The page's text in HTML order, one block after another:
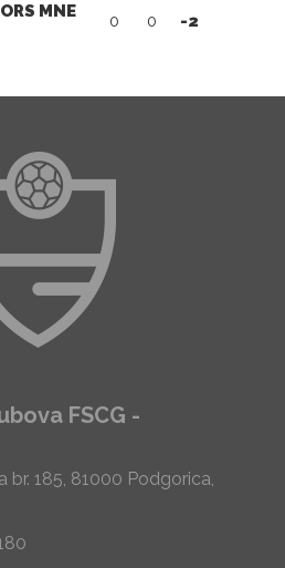
MNE
0 0 -2
FSCG -
br. 185, 81000 Podgorica,